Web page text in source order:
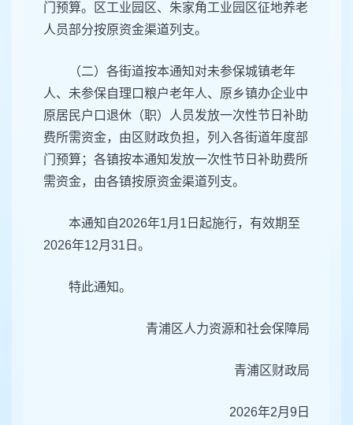
门预算。区工业园区、朱家角工业园区征地养老
人员部分按原资金渠道列支。
（二）各街道按本通知对未参保城镇老年
人、未参保自理口粮户老年人、原乡镇办企业中
原居民户口退休（职）人员发放一次性节日补助
费所需资金，由区财政负担，列入各街道年度部
门预算；各镇按本通知发放一次性节日补助费所
需资金，由各镇按原资金渠道列支。
本通知自2026年1月1日起施行，有效期至
2026年12月31日。
特此通知。
青浦区人力资源和社会保障局
青浦区财政局
2026年2月9日